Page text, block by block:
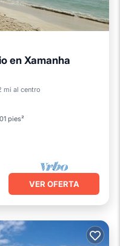
en Xamanha
mi al centro
pies²
Vista al mar
VER OFERTA